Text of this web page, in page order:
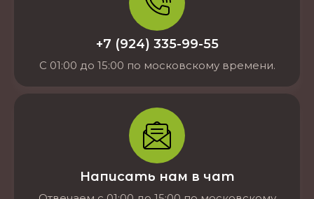
+7 (924) 335-99-55
С 01:00 до 15:00 по московскому времени.
Написать нам в чат